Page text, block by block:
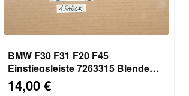
BMW F30 F31 F20 F45
Einstiegsleiste 7263315 Blende
Leiste Tür Einstieg 7289216
14,00 €